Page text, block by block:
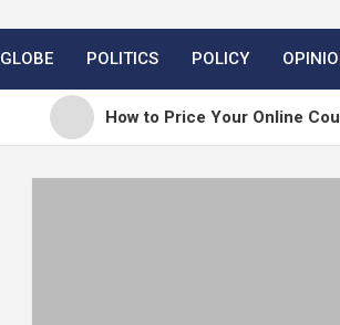
GLOBE POLITICS POLICY
How to Price Your Online Course: